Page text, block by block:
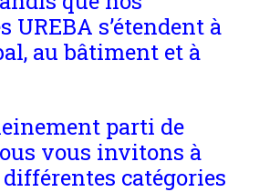
UREBA s’étendent à
au bâtiment et à
parti de
vous invitons à
catégories